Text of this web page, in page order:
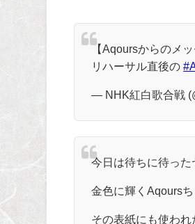
【Aqoursからのメッ
リハーサル直後の
— NHK紅白歌合戦
今日は待ちに待った
金色に輝くAqours
その表紙にも使わ